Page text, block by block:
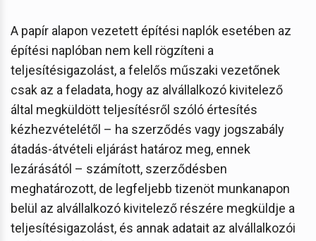
A papír alapon vezetett építési naplók esetében az
építési naplóban nem kell rögzíteni a
teljesítésigazolást, a felelős műszaki vezetőnek
csak az a feladata, hogy az alvállalkozó kivitelező
által megküldött teljesítésről szóló értesítés
kézhezvételétől – ha szerződés vagy jogszabály
átadás-átvételi eljárást határoz meg, ennek
lezárásától – számított, szerződésben
meghatározott, de legfeljebb tizenöt munkanapon
belül az alvállalkozó kivitelező részére megküldje a
teljesítésigazolást, és annak adatait az alvállalkozói